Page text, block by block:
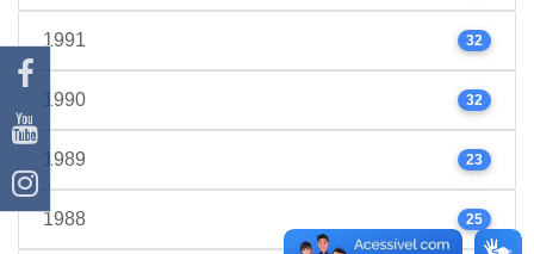
1991 32
1990 32
1989 23
1988 25